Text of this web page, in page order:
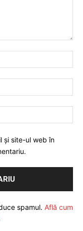
și site-ul web în
spamul. Află cum